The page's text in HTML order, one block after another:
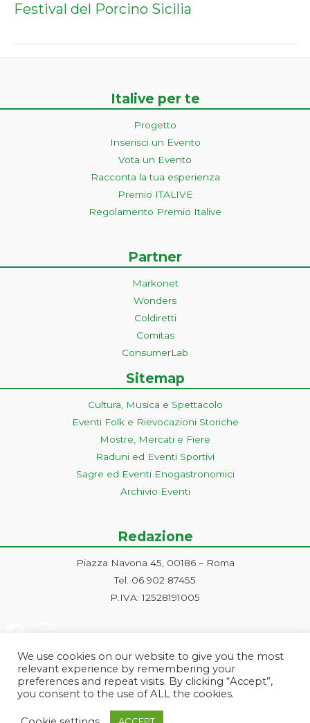
Festival del Porcino Sicilia
Italive per te
Progetto
Inserisci un Evento
Vota un Evento
Racconta la tua esperienza
Premio ITALIVE
Regolamento Premio Italive
Partner
Markonet
Wonders
Coldiretti
Comitas
ConsumerLab
Sitemap
Cultura, Musica e Spettacolo
Eventi Folk e Rievocazioni Storiche
Mostre, Mercati e Fiere
Raduni ed Eventi Sportivi
Sagre ed Eventi Enogastronomici
Archivio Eventi
Redazione
Piazza Navona 45, 00186 – Roma
Tel. 06 902 87455
P.IVA: 12528191005
We use cookies on our website to give you the most
relevant experience by remembering your
preferences and repeat visits. By clicking “Accept”,
you consent to the use of ALL the cookies.